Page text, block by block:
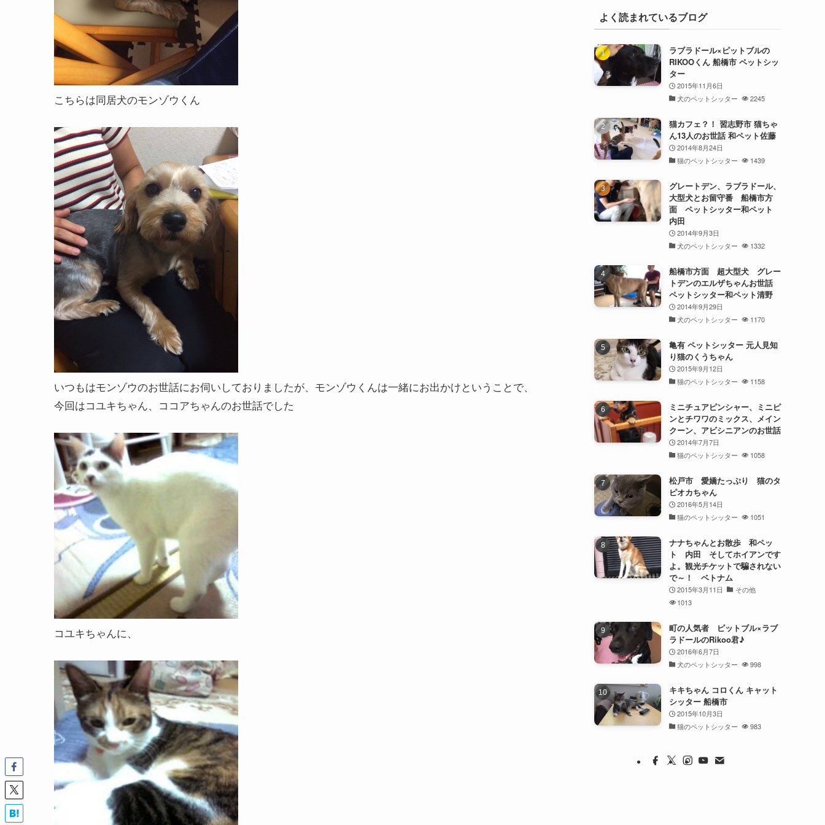
こちらは同居犬のモンゾウくん
いつもはモンゾウのお世話にお伺いしておりましたが、モンゾウくんは一緒にお出かけということで、
今回はコユキちゃん、ココアちゃんのお世話でした
コユキちゃんに、
よく読まれているブログ
ラブラドール×ピットブルの
RIKOOくん 船橋市 ペットシッ
ター
2015年11月6日
犬のペットシッター
2245
猫カフェ？！ 習志野市 猫ちゃ
ん13人のお世話 和ペット佐藤
2014年8月24日
猫のペットシッター
1439
グレートデン、ラブラドール、
大型犬とお留守番 船橋市方
面 ペットシッター和ペット
内田
2014年9月3日
犬のペットシッター
1332
船橋市方面 超大型犬 グレー
トデンのエルザちゃんお世話
ペットシッター和ペット清野
2014年9月29日
犬のペットシッター
1170
亀有 ペットシッター 元人見知
り猫のくうちゃん
2015年9月12日
猫のペットシッター
1158
ミニチュアピンシャー、ミニピ
ンとチワワのミックス、メイン
クーン、アビシニアンのお世話
2014年7月7日
猫のペットシッター
1058
松戸市 愛嬌たっぷり 猫のタ
ピオカちゃん
2016年5月14日
猫のペットシッター
1051
ナナちゃんとお散歩 和ペッ
ト 内田 そしてホイアンです
よ。観光チケットで騙されない
で～！ ベトナム
2015年3月11日
その他
1013
町の人気者 ピットブル×ラブ
ラドールのRikoo君♪
2016年6月7日
犬のペットシッター
998
キキちゃん コロくん キャット
シッター 船橋市
2015年10月3日
猫のペットシッター
983